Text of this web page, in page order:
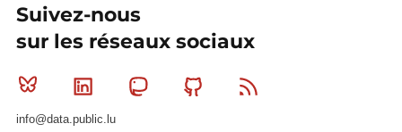
Suivez-nous
sur les réseaux sociaux
Bluesky Linkedin MastodonGithub
info@data.public.lu